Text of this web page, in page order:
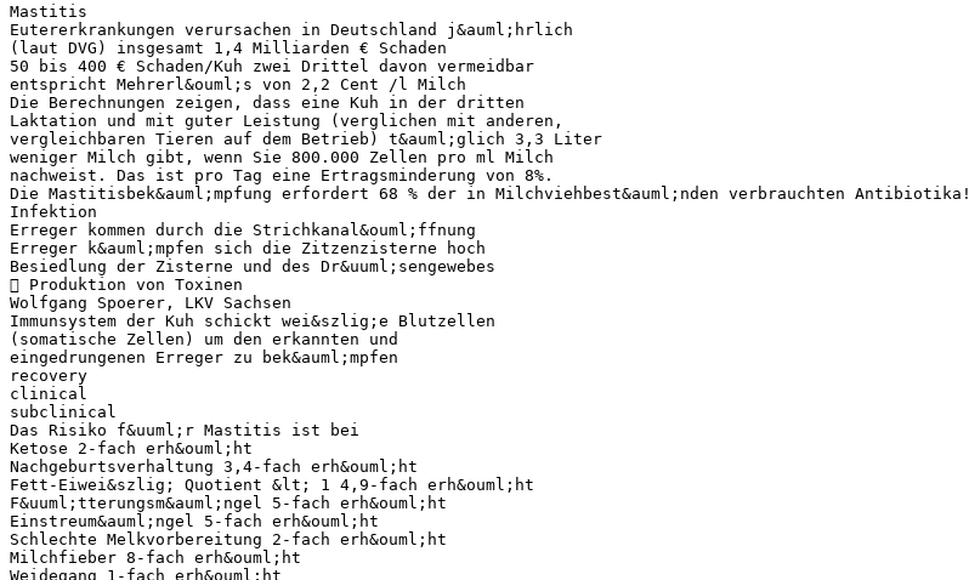
Mastitis
Eutererkrankungen verursachen in Deutschland j&auml;hrlich
(laut DVG) insgesamt 1,4 Milliarden € Schaden
50 bis 400 € Schaden/Kuh zwei Drittel davon vermeidbar
entspricht Mehrerl&ouml;s von 2,2 Cent /l Milch
Die Berechnungen zeigen, dass eine Kuh in der dritten
Laktation und mit guter Leistung (verglichen mit anderen,
vergleichbaren Tieren auf dem Betrieb) t&auml;glich 3,3 Liter
weniger Milch gibt, wenn Sie 800.000 Zellen pro ml Milch
nachweist. Das ist pro Tag eine Ertragsminderung von 8%.
Die Mastitisbek&auml;mpfung erfordert 68 % der in Milchviehbest&auml;nden verbrauchten Antibiotika!
Infektion
Erreger kommen durch die Strichkanal&ouml;ffnung
Erreger k&auml;mpfen sich die Zitzenzisterne hoch
Besiedlung der Zisterne und des Dr&uuml;sengewebes
 Produktion von Toxinen
Wolfgang Spoerer, LKV Sachsen
Immunsystem der Kuh schickt wei&szlig;e Blutzellen
(somatische Zellen) um den erkannten und
eingedrungenen Erreger zu bek&auml;mpfen
recovery
clinical
subclinical
Das Risiko f&uuml;r Mastitis ist bei
Ketose 2-fach erh&ouml;ht
Nachgeburtsverhaltung 3,4-fach erh&ouml;ht
Fett-Eiwei&szlig; Quotient &lt; 1 4,9-fach erh&ouml;ht
F&uuml;tterungsm&auml;ngel 5-fach erh&ouml;ht
Einstreum&auml;ngel 5-fach erh&ouml;ht
Schlechte Melkvorbereitung 2-fach erh&ouml;ht
Milchfieber 8-fach erh&ouml;ht
Weidegang 1-fach erh&ouml;ht